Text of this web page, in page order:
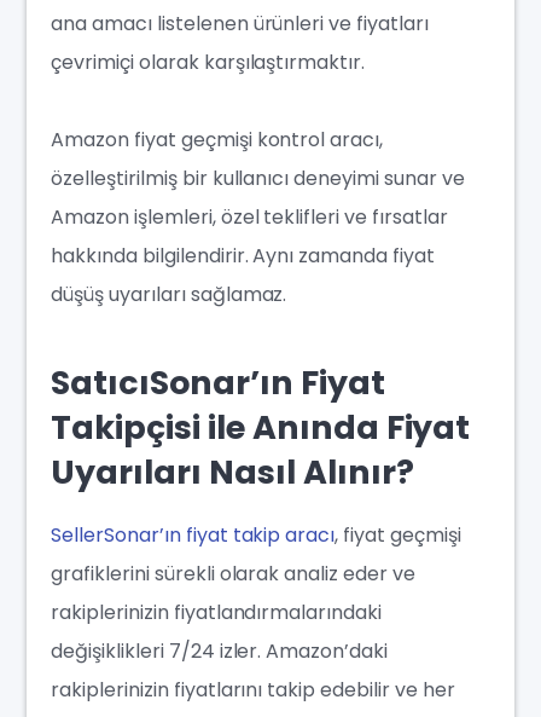
ana amacı listelenen ürünleri ve fiyatları
çevrimiçi olarak karşılaştırmaktır.
Amazon fiyat geçmişi kontrol aracı,
özelleştirilmiş bir kullanıcı deneyimi sunar ve
Amazon işlemleri, özel teklifleri ve fırsatlar
hakkında bilgilendirir. Aynı zamanda fiyat
düşüş uyarıları sağlamaz.
SatıcıSonar’ın Fiyat
Takipçisi ile Anında Fiyat
Uyarıları Nasıl Alınır?
SellerSonar’ın fiyat takip aracı, fiyat geçmişi
grafiklerini sürekli olarak analiz eder ve
rakiplerinizin fiyatlandırmalarındaki
değişiklikleri 7/24 izler. Amazon’daki
rakiplerinizin fiyatlarını takip edebilir ve her